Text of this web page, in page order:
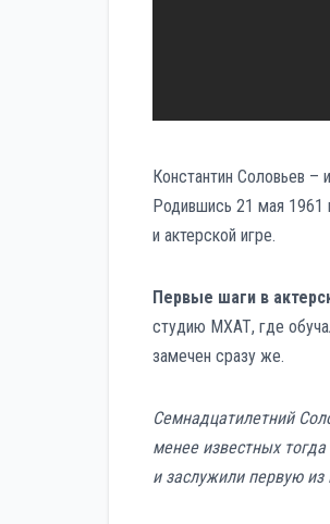
Константин Соловьев –
Родившись 21 мая 1961
и актерской игре.
Первые шаги в
студию МХАТ, где
замечен сразу же.
Семнадцатилетний
менее известных
и заслужили первую из